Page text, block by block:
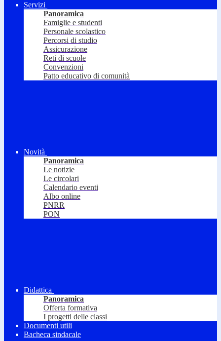
Servizi
Panoramica
Famiglie e studenti
Personale scolastico
Percorsi di studio
Assicurazione
Reti di scuole
Convenzioni
Patto educativo di comunità
Novità
Panoramica
Le notizie
Le circolari
Calendario eventi
Albo online
PNRR
PON
Didattica
Panoramica
Offerta formativa
I progetti delle classi
Documenti utili
Bacheca sindacale